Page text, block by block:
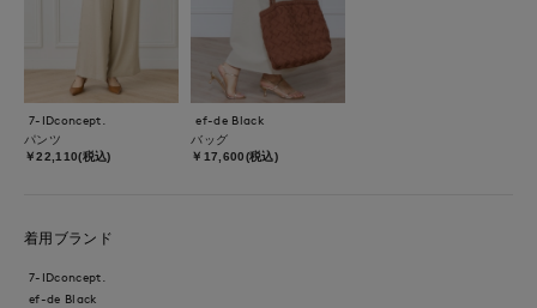
7-IDconcept.
パンツ
￥22,110(税込)
ef-de Black
バッグ
￥17,600(税込)
着用ブランド
7-IDconcept.
ef-de Black